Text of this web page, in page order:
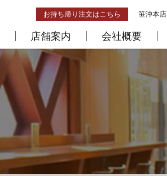
お持ち帰り注文はこちら 笹沖本店
店舗案内 会社概要